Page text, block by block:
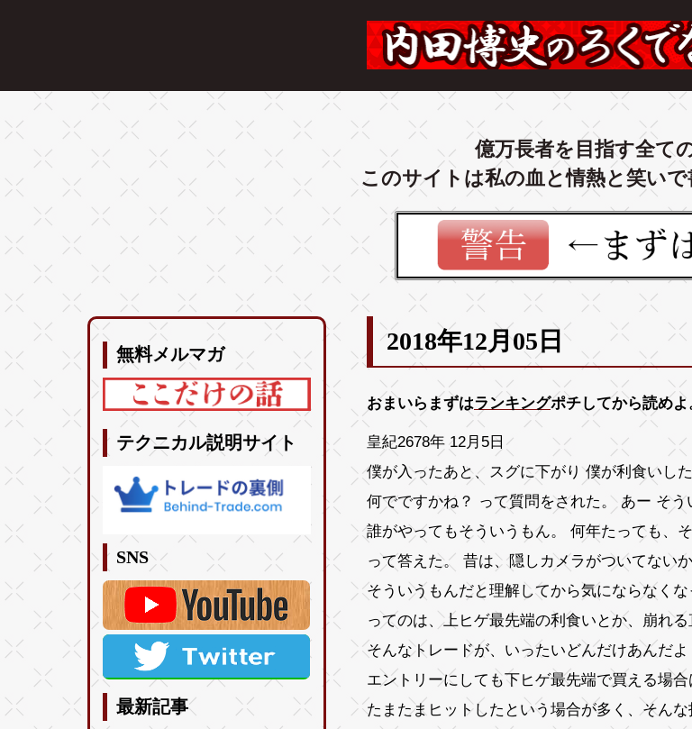
億万長者を目指す全て
このサイトは私の血と情熱と笑い
無料メルマガ
テクニカル説明サイト
SNS
最新記事
2018年12月05日
おまいらまずはランキングポチしてから読めよ
皇紀2678年 12月5日
僕が入ったあと、スグに下がり 僕が利食いし
何でですかね？ って質問をされた。 あー そう
誰がやってもそういうもん。 何年たっても、そ
って答えた。 昔は、隠しカメラがついてない
そういうもんだと理解してから気にならなく
ってのは、上ヒゲ最先端の利食いとか、崩れる
そんなトレードが、いったいどんだけあんだよ
エントリーにしても下ヒゲ最先端で買える場
たまたまヒットしたという場合が多く、そん